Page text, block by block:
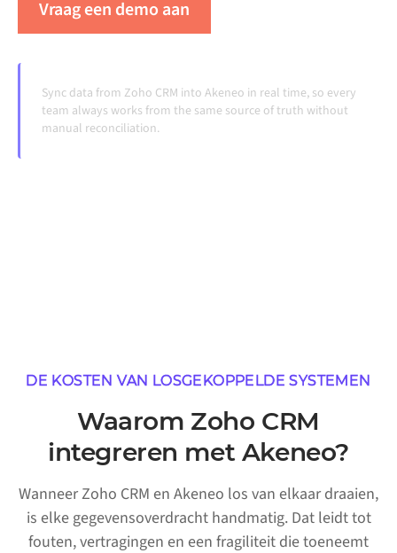
Vraag een demo aan
Sync data from Zoho CRM into Akeneo in real time, so every
team always works from the same source of truth without
manual reconciliation.
DE KOSTEN VAN LOSGEKOPPELDE SYSTEMEN
Waarom Zoho CRM
integreren met Akeneo?
Wanneer Zoho CRM en Akeneo los van elkaar draaien,
is elke gegevensoverdracht handmatig. Dat leidt tot
fouten, vertragingen en een fragiliteit die toeneemt